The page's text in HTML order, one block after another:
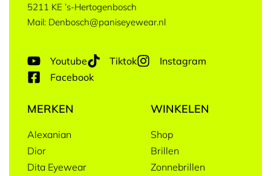
5211 KE ’s-Hertogenbosch
Mail: Denbosch@paniseyewear.nl
Youtube Tiktok
Instagram
Facebook
MERKEN
Alexanian
Dior
Dita Eyewear
WINKELEN
Shop
Brillen
Zonnebrillen